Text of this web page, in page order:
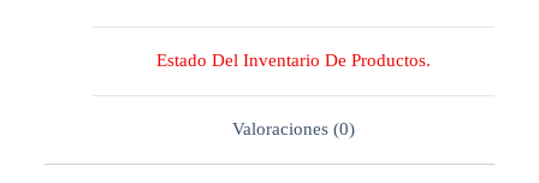
Estado Del Inventario De Productos.
Valoraciones (0)